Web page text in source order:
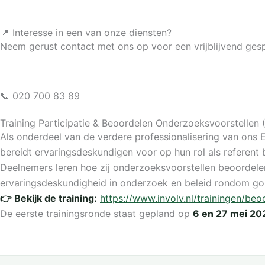
📍 Interesse in een van onze diensten?
Neem gerust contact met ons op voor een vrijblijvend
📞 020 700 83 89
Training Participatie & Beoordelen Onderzoeksvoorstellen
Als onderdeel van de verdere professionalisering van
bereidt ervaringsdeskundigen voor op hun rol als referent
Deelnemers leren hoe zij onderzoeksvoorstellen
ervaringsdeskundigheid in onderzoek en beleid rondom
👉 Bekijk de training: https://www.involv.nl/trainingen/
De eerste trainingsronde staat gepland op 6 en 27 mei